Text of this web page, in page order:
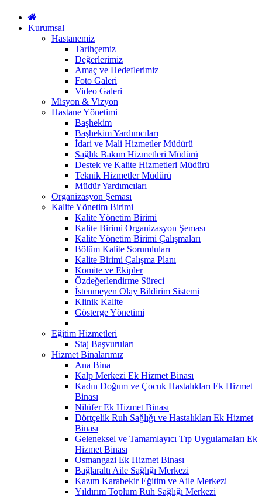
Kurumsal
Hastanemiz
Tarihçemiz
Değerlerimiz
Amaç ve Hedeflerimiz
Foto Galeri
Video Galeri
Misyon & Vizyon
Hastane Yönetimi
Başhekim
Başhekim Yardımcıları
İdari ve Mali Hizmetler Müdürü
Sağlık Bakım Hizmetleri Müdürü
Destek ve Kalite Hizmetleri Müdürü
Teknik Hizmetler Müdürü
Müdür Yardımcıları
Organizasyon Şeması
Kalite Yönetim Birimi
Kalite Yönetim Birimi
Kalite Birimi Organizasyon Şeması
Kalite Yönetim Birimi Çalışmaları
Bölüm Kalite Sorumluları
Kalite Birimi Çalışma Planı
Komite ve Ekipler
Özdeğerlendirme Süreci
İstenmeyen Olay Bildirim Sistemi
Klinik Kalite
Gösterge Yönetimi
Eğitim Hizmetleri
Staj Başvuruları
Hizmet Binalarımız
Ana Bina
Kalp Merkezi Ek Hizmet Binası
Kadın Doğum ve Çocuk Hastalıkları Ek Hizmet
Binası
Nilüfer Ek Hizmet Binası
Dörtçelik Ruh Sağlığı ve Hastalıkları Ek Hizmet
Binası
Geleneksel ve Tamamlayıcı Tıp Uygulamaları Ek
Hizmet Binası
Osmangazi Ek Hizmet Binası
Bağlaraltı Aile Sağlığı Merkezi
Kazım Karabekir Eğitim ve Aile Merkezi
Yıldırım Toplum Ruh Sağlığı Merkezi